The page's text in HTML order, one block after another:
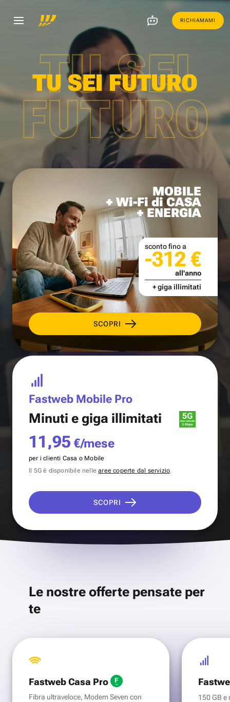
RICHIAMAMI
TU SEI
FUTURO
TU SEI FUTURO
MOBILE
+ Wi-Fi di CASA
+ ENERGIA
SCOPRI
sconto fino a
-312 €
all'anno
+ giga illimitati
Fastweb Mobile Pro
Minuti e giga illimitati
11,95 €/mese
per i clienti Casa o Mobile
Il 5G è disponibile nellearee coperte dal servizio.
SCOPRI
Le nostre offerte pensate per
te
Fastweb Casa Pro
Fibra ultraveloce, Modem Seven con
150 GB e